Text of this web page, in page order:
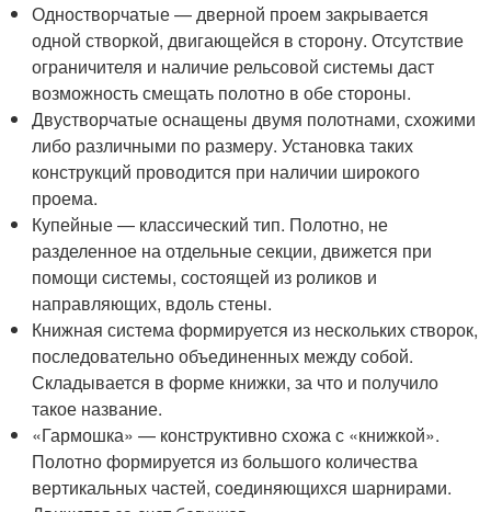
Одностворчатые — дверной проем закрывается
одной створкой, двигающейся в сторону. Отсутствие
ограничителя и наличие рельсовой системы даст
возможность смещать полотно в обе стороны.
Двустворчатые оснащены двумя полотнами, схожими
либо различными по размеру. Установка таких
конструкций проводится при наличии широкого
проема.
Купейные — классический тип. Полотно, не
разделенное на отдельные секции, движется при
помощи системы, состоящей из роликов и
направляющих, вдоль стены.
Книжная система формируется из нескольких створок,
последовательно объединенных между собой.
Складывается в форме книжки, за что и получило
такое название.
«Гармошка» — конструктивно схожа с «книжкой».
Полотно формируется из большого количества
вертикальных частей, соединяющихся шарнирами.